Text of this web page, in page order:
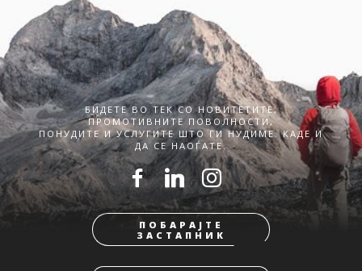
БИДЕТЕ ВО ТЕК СО НОВИТЕТИТЕ,
ПРОМОТИВНИТЕ ПОВОЛНОСТИ,
ПОНУДИТЕ И УСЛУГИТЕ ШТО ГИ НУДИМЕ. КАДЕ И
ДА СЕ НАОЃАТЕ.
ПОБАРАЈТЕ
ЗАСТАПНИК